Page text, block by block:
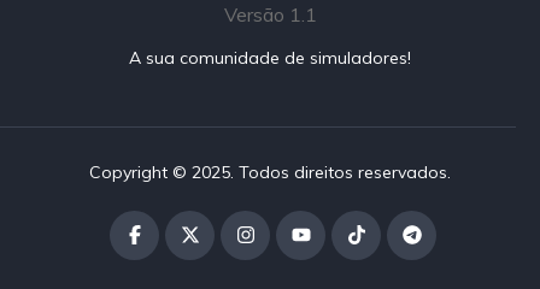
Versão 1.1
A sua comunidade de simuladores!
Copyright © 2025. Todos direitos reservados.